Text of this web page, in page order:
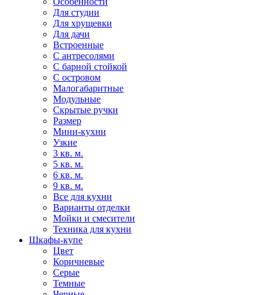
Для студии
Для хрущевки
Для дачи
Встроенные
С антресолями
С барной стойкой
С островом
Малогабаритные
Модульные
Скрытые ручки
Размер
Мини-кухни
Узкие
3 кв. м.
5 кв. м.
6 кв. м.
9 кв. м.
Все для кухни
Варианты отделки
Мойки и смесители
Техника для кухни
Шкафы-купе
Цвет
Коричневые
Серые
Темные